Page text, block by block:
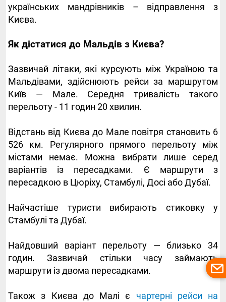
українських мандрівників – відправлення з
Києва.
Як дістатися до Мальдів з Києва?
Зазвичай літаки, які курсують між Україною та
Мальдівами, здійснюють рейси за маршрутом
Київ — Мале. Середня тривалість такого
перельоту - 11 годин 20 хвилин.
Відстань від Києва до Мале повітря становить 6
526 км. Регулярного прямого перельоту між
містами немає. Можна вибрати лише серед
варіантів із пересадками. Є маршрути з
пересадкою в Цюріху, Стамбулі, Досі або Дубаї.
Найчастіше туристи вибирають стиковку у
Стамбулі та Дубаї.
Найдовший варіант перельоту — близько 34
годин. Зазвичай стільки часу займають
маршрути із двома пересадками.
Також з Києва до Малі є чартерні рейси на